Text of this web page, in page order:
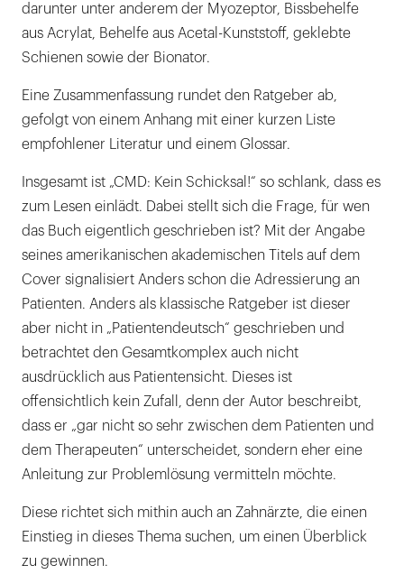
darunter unter anderem der Myozeptor, Bissbehelfe
aus Acrylat, Behelfe aus Acetal-Kunststoff, geklebte
Schienen sowie der Bionator.
Eine Zusammenfassung rundet den Ratgeber ab,
gefolgt von einem Anhang mit einer kurzen Liste
empfohlener Literatur und einem Glossar.
Insgesamt ist „CMD: Kein Schicksal!“ so schlank, dass es
zum Lesen einlädt. Dabei stellt sich die Frage, für wen
das Buch eigentlich geschrieben ist? Mit der Angabe
seines amerikanischen akademischen Titels auf dem
Cover signalisiert Anders schon die Adressierung an
Patienten. Anders als klassische Ratgeber ist dieser
aber nicht in „Patientendeutsch“ geschrieben und
betrachtet den Gesamtkomplex auch nicht
ausdrücklich aus Patientensicht. Dieses ist
offensichtlich kein Zufall, denn der Autor beschreibt,
dass er „gar nicht so sehr zwischen dem Patienten und
dem Therapeuten“ unterscheidet, sondern eher eine
Anleitung zur Problemlösung vermitteln möchte.
Diese richtet sich mithin auch an Zahnärzte, die einen
Einstieg in dieses Thema suchen, um einen Überblick
zu gewinnen.